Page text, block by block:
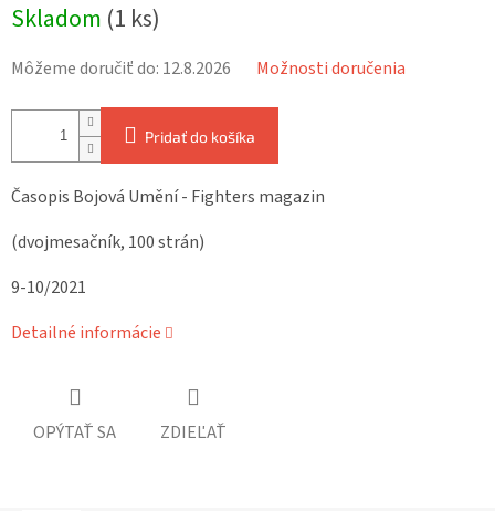
cena:
Skladom (1 ks)
Môžeme doručiť do: 12.8.2026 Možnosti doručenia
Pridať do košíka
Časopis Bojová Umění - Fighters magazin
(dvojmesačník, 100 strán)
9-10/2021
Detailné informácie
OPÝTAŤ SA ZDIEĽAŤ